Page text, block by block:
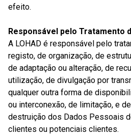
efeito.
Responsável pelo Tratamento
A LOHAD é responsável pelo
registo, de organização, de
de adaptação ou alteração, de
utilização, de divulgação por
qualquer outra forma de
ou interconexão, de limitação, e
destruição dos Dados Pessoais
clientes ou potenciais clientes.